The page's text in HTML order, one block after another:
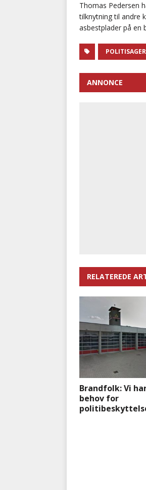
Thomas Pedersen
tilknytning til andre
asbestplader på en
POLITISAGER
ANNONCE
RELATEREDE
Brandfolk: Vi
behov for